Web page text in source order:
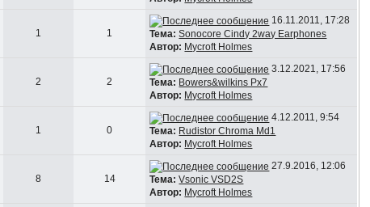
1 1
16.11.2011, 17:28
Тема: Sonocore Cindy 2way Earphones
Автор: Mycroft Holmes
2 2
3.12.2021, 17:56
Тема: Bowers&wilkins Px7
Автор: Mycroft Holmes
1 0
4.12.2011, 9:54
Тема: Rudistor Chroma Md1
Автор: Mycroft Holmes
8 14
27.9.2016, 12:06
Тема: Vsonic VSD2S
Автор: Mycroft Holmes